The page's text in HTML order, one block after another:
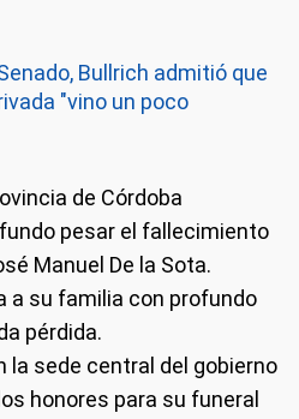
Bullrich admitió que
"vino un poco
de Córdoba
pesar el fallecimiento
Manuel De la Sota.
a su familia con profundo
pérdida.
la sede central del gobierno
honores para su funeral